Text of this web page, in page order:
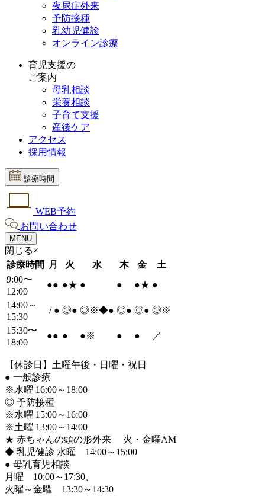
夜尿症外来
予防接種
乳幼児健診
オンライン診療
育児支援の
ご案内
母乳相談
栄養相談
子育て支援
産後ケア
アクセス
採用情報
診療時間
WEB予約
お問い合わせ
MENU
閉じる×
診療時間
月 火 水 木 金
土
9:00〜
12:00
●● ●★ ● ● ●★ ●
14:00～
15:30
/ ● ◎● ◎※◆● ◎● ◎● ◎※
15:30〜
18:00
●● ● ●※ ● ● ／
【休診日】土曜午後・日曜・祝日
● 一般診療
※水曜 16:00～18:00
◎ 予防接種
※水曜 15:00～16:00
※土曜 13:00～14:00
★ 赤ちゃんの頭の形外来 火・金曜AM
◆ 乳児健診 水曜 14:00～15:00
● 母乳育児相談
月曜 10:00～17:30、
火曜～金曜 13:30～14:30